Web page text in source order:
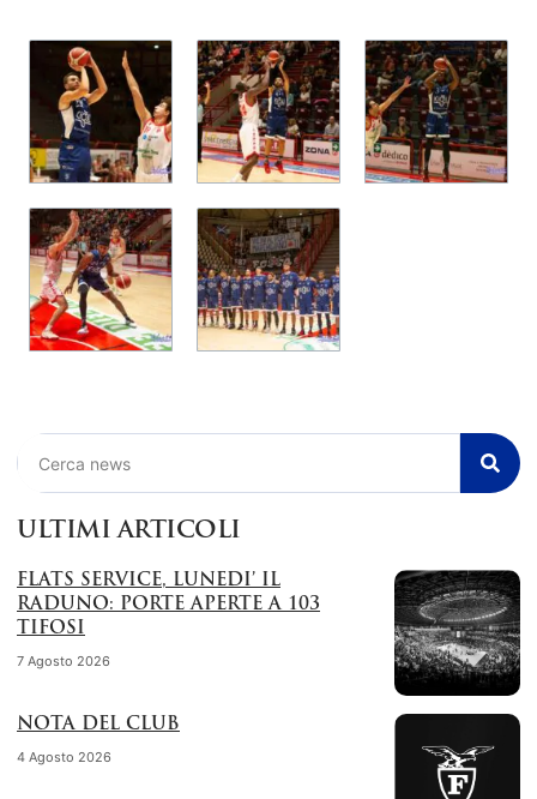
ULTIMI ARTICOLI
FLATS SERVICE, LUNEDI’ IL
RADUNO: PORTE APERTE A 103
TIFOSI
7 Agosto 2026
NOTA DEL CLUB
4 Agosto 2026